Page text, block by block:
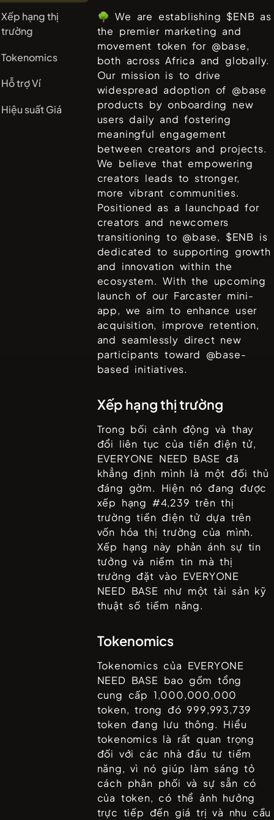
Xếp hạng thị
trường
Tokenomics
Hỗ trợ Ví
Hiệu suất Giá
🌳 We are establishing $ENB as
the premier marketing and
movement token for @base,
both across Africa and globally.
Our mission is to drive
widespread adoption of @base
products by onboarding new
users daily and fostering
meaningful engagement
between creators and projects.
We believe that empowering
creators leads to stronger,
more vibrant communities.
Positioned as a launchpad for
creators and newcomers
transitioning to @base, $ENB is
dedicated to supporting growth
and innovation within the
ecosystem. With the upcoming
launch of our Farcaster mini-
app, we aim to enhance user
acquisition, improve retention,
and seamlessly direct new
participants toward @base-
based initiatives.
Xếp hạng thị trường
Trong bối cảnh động và thay
đổi liên tục của tiền điện tử,
EVERYONE NEED BASE đã
khẳng định mình là một đối thủ
đáng gờm. Hiện nó đang được
xếp hạng #4,239 trên thị
trường tiền điện tử dựa trên
vốn hóa thị trường của mình.
Xếp hạng này phản ánh sự tin
tưởng và niềm tin mà thị
trường đặt vào EVERYONE
NEED BASE như một tài sản kỹ
thuật số tiềm năng.
Tokenomics
Tokenomics của EVERYONE
NEED BASE bao gồm tổng
cung cấp 1,000,000,000
token, trong đó 999,993,739
token đang lưu thông. Hiểu
tokenomics là rất quan trọng
đối với các nhà đầu tư tiềm
năng, vì nó giúp làm sáng tỏ
cách phân phối và sự sẵn có
của token, có thể ảnh hưởng
trực tiếp đến giá trị và nhu cầu